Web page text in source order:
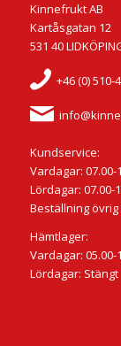
Kinnefrukt AB
Kartåsgatan 12
531 40
+46 (0) 510-
Kundservice:
Vardagar: 07.00-
Lördagar: 07.00-
Beställning
Hämtlager:
Vardagar: 05.00-
Lördagar: Stängt